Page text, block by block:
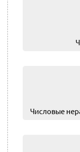
Числовые